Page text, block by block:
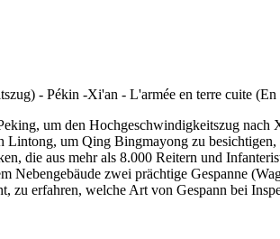
um den Hochgeschwindigkeitszug
um Qing Bingmayong zu
die aus mehr als 8.000 Reitern und
Nebengebäude zwei prächtige Gespanne
zu erfahren, welche Art von Gespann bei